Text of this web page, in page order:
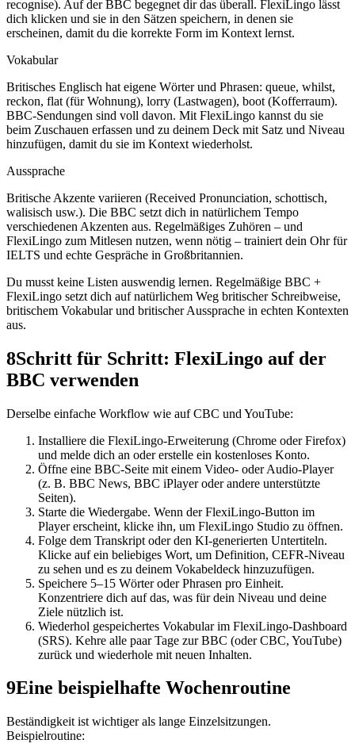
recognise). Auf der BBC begegnet dir das überall. FlexiLingo lässt
dich klicken und sie in den Sätzen speichern, in denen sie
erscheinen, damit du die korrekte Form im Kontext lernst.
Vokabular
Britisches Englisch hat eigene Wörter und Phrasen: queue, whilst,
reckon, flat (für Wohnung), lorry (Lastwagen), boot (Kofferraum).
BBC-Sendungen sind voll davon. Mit FlexiLingo kannst du sie
beim Zuschauen erfassen und zu deinem Deck mit Satz und Niveau
hinzufügen, damit du sie im Kontext wiederholst.
Aussprache
Britische Akzente variieren (Received Pronunciation, schottisch,
walisisch usw.). Die BBC setzt dich in natürlichem Tempo
verschiedenen Akzenten aus. Regelmäßiges Zuhören – und
FlexiLingo zum Mitlesen nutzen, wenn nötig – trainiert dein Ohr für
IELTS und echte Gespräche in Großbritannien.
Du musst keine Listen auswendig lernen. Regelmäßige BBC +
FlexiLingo setzt dich auf natürlichem Weg britischer Schreibweise,
britischem Vokabular und britischer Aussprache in echten Kontexten
aus.
8Schritt für Schritt: FlexiLingo auf der
BBC verwenden
Derselbe einfache Workflow wie auf CBC und YouTube:
Installiere die FlexiLingo-Erweiterung (Chrome oder Firefox)
und melde dich an oder erstelle ein kostenloses Konto.
Öffne eine BBC-Seite mit einem Video- oder Audio-Player
(z. B. BBC News, BBC iPlayer oder andere unterstützte
Seiten).
Starte die Wiedergabe. Wenn der FlexiLingo-Button im
Player erscheint, klicke ihn, um FlexiLingo Studio zu öffnen.
Folge dem Transkript oder den KI-generierten Untertiteln.
Klicke auf ein beliebiges Wort, um Definition, CEFR-Niveau
zu sehen und es zu deinem Vokabeldeck hinzuzufügen.
Speichere 5–15 Wörter oder Phrasen pro Einheit.
Konzentriere dich auf das, was für dein Niveau und deine
Ziele nützlich ist.
Wiederhol gespeichertes Vokabular im FlexiLingo-Dashboard
(SRS). Kehre alle paar Tage zur BBC (oder CBC, YouTube)
zurück und wiederhole mit neuen Inhalten.
9Eine beispielhafte Wochenroutine
Beständigkeit ist wichtiger als lange Einzelsitzungen.
Beispielroutine: